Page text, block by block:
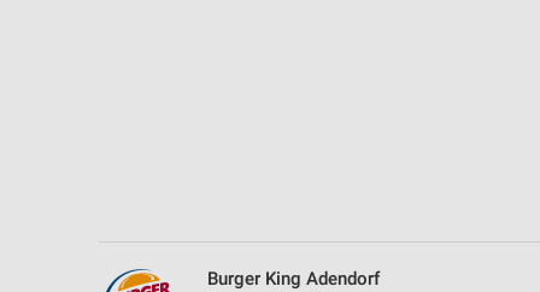
Burger King Adendorf